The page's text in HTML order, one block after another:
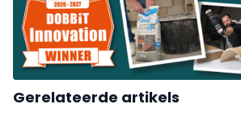
Gerelateerde artikels